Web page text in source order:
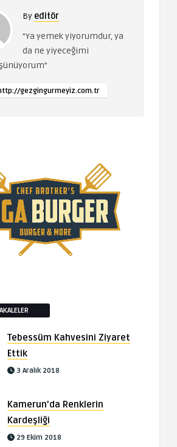
By editör
"Ya yemek yiyorumdur, ya
da ne yiyeceğimi
gezgingurmeyiz.com.tr
Tebessüm Kahvesini Ziyaret
Ettik
3 Aralık 2018
Kamerun’da Renklerin
Kardeşliği
29 Ekim 2018